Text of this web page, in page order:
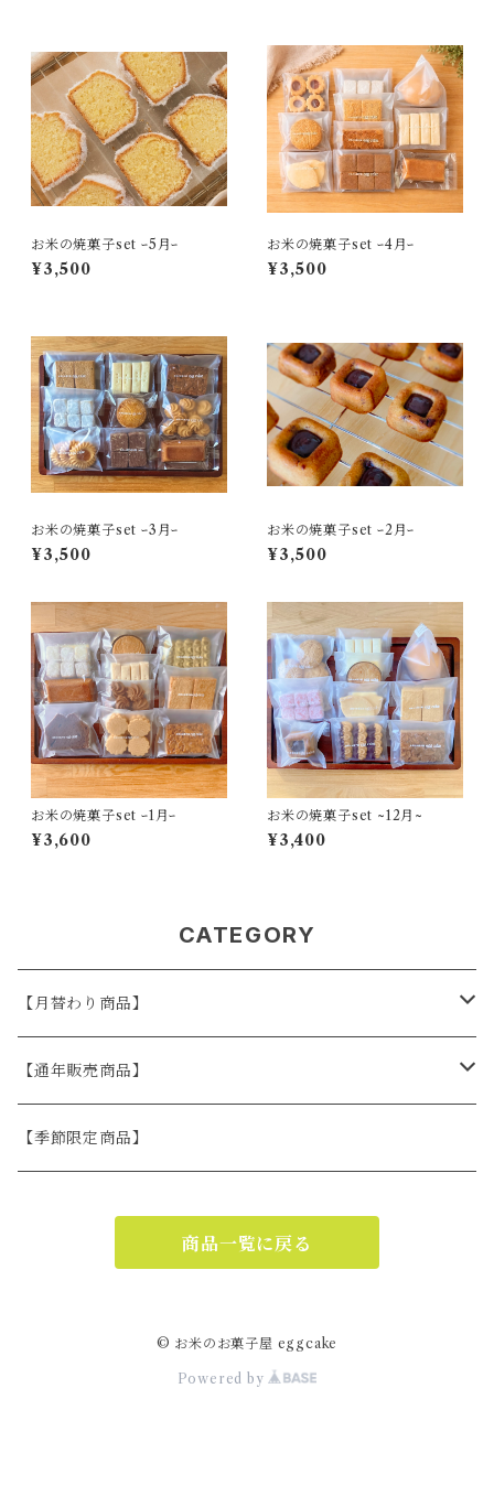
お米の焼菓子set ｰ5月ｰ
¥3,500
お米の焼菓子set ｰ4月ｰ
¥3,500
お米の焼菓子set ｰ3月ｰ
¥3,500
お米の焼菓子set ｰ2月ｰ
¥3,500
お米の焼菓子set ｰ1月ｰ
¥3,600
お米の焼菓子set ~12月~
¥3,400
CATEGORY
【月替わり商品】
お米の焼菓子set
eggcake缶
【通年販売商品】
お米の焼菓子ギフト
【季節限定商品】
商品一覧に戻る
© お米のお菓子屋 eggcake
Powered by